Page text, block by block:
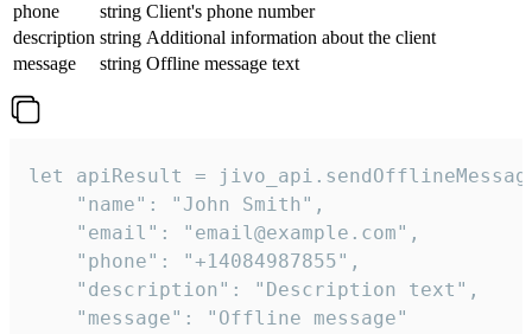
phone
string Client's phone number
description string Additional information about the client
message
string Offline message text
let apiResult =
    "name": "John Smith",
    "email": "email@example.com",
    "phone": "+14084987855",
    "description": "Description text",
    "message": "Offline message"